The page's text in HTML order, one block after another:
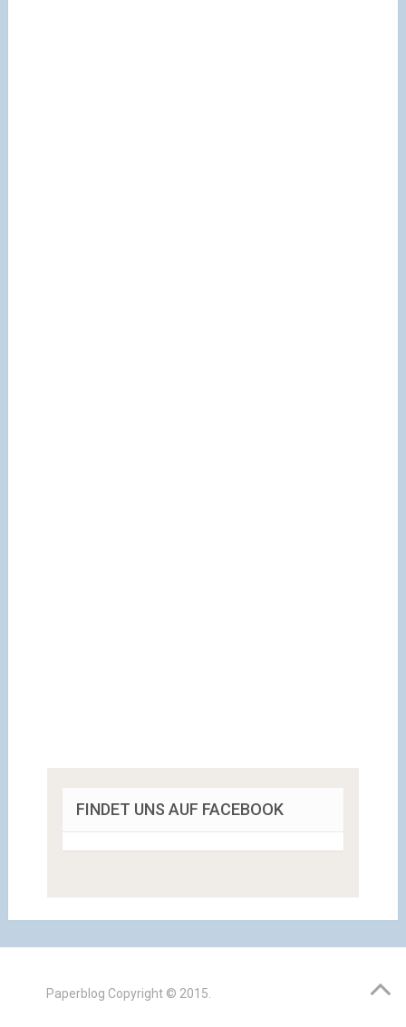
FINDET UNS AUF FACEBOOK
Paperblog Copyright © 2015.